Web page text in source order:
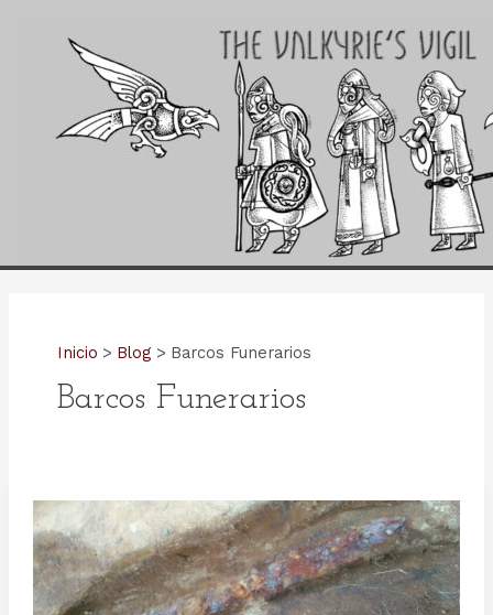
Inicio Blog Barcos Funerarios
Barcos Funerarios